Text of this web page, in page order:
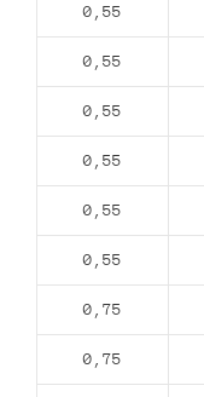
0,55
0,55
0,55
0,55
0,55
0,55
0,75
0,75